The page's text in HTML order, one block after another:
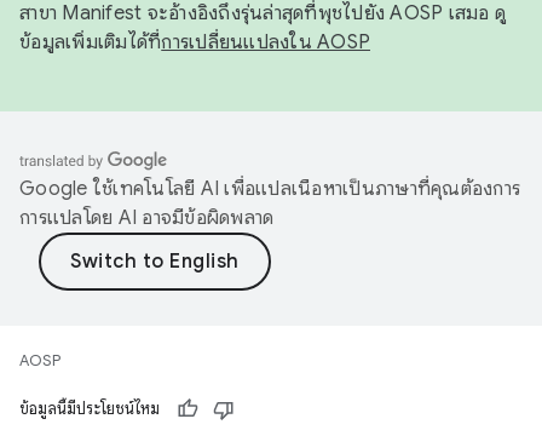
สาขา Manifest จะอ้างอิงถึงรุ่นล่าสุดที่พุชไปยัง AOSP เสมอ ดู
ข้อมูลเพิ่มเติมได้ที่การเปลี่ยนแปลงใน AOSP
Google ใช้เทคโนโลยี AI เพื่อแปลเนื้อหาเป็นภาษาที่คุณต้องการ
การแปลโดย AI อาจมีข้อผิดพลาด
AOSP
ข้อมูลนี้มีประโยชน์ไหม